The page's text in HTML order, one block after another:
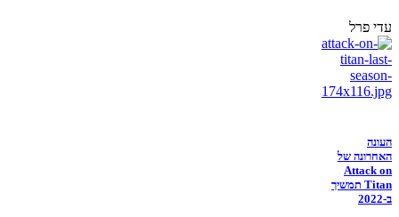
עדי פרל
העונה
האחרונה של
Attack on
Titan תמשיך
ב-2022